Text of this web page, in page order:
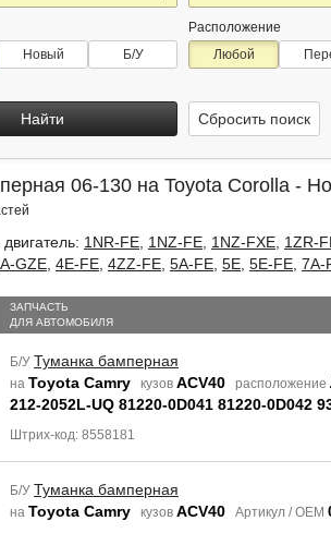
Новый Б/У
Расположение
Любой
Найти Сбросить поиск
06-130 на Toyota Corolla -
1NR-FE 1NZ-FE 1NZ-FXE 1ZR-
GZE 4E-FE 4ZZ-FE 5A-FE 5E 5E-FE 7A-
ЗАПЧАСТЬ
ДЛЯ АВТОМОБИЛЯ
Б/У Туманка бамперная
на Toyota Camry кузов ACV40 расположение
212-2052L-UQ 81220-0D041 81220-0D042
Штрих-код: 8558181
Б/У Туманка бамперная
на Toyota Camry кузов ACV40 Артикул / OEM